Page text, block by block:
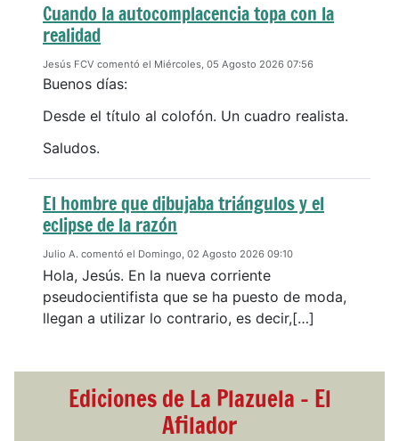
Cuando la autocomplacencia topa con la
realidad
Jesús FCV comentó el Miércoles, 05 Agosto 2026 07:56
Buenos días:
Desde el título al colofón. Un cuadro realista.
Saludos.
El hombre que dibujaba triángulos y el
eclipse de la razón
Julio A. comentó el Domingo, 02 Agosto 2026 09:10
Hola, Jesús. En la nueva corriente
pseudocientifista que se ha puesto de moda,
llegan a utilizar lo contrario, es decir,[…]
Ediciones de La Plazuela - El
Afilador